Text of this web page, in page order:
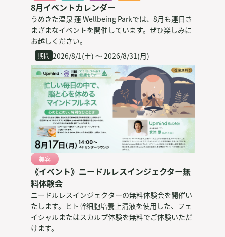
8月イベントカレンダー
うめきた温泉 蓮 Wellbeing Parkでは、8月も連日さ
まざまなイベントを開催しています。ぜひ楽しみに
お越しください。
期間 2026/8/1(土) 〜 2026/8/31(月)
美容
《イベント》ニードルレスインジェクター無
料体験会
ニードルレスインジェクターの無料体験会を開催い
たします。ヒト幹細胞培養上清液を使用した、フェ
イシャルまたはスカルプ体験を無料でご体験いただ
けます。